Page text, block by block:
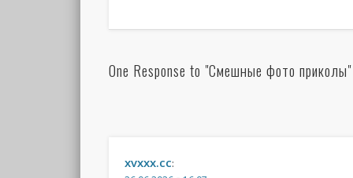
One Response to "Смешные фото приколы"
xvxxx.cc: